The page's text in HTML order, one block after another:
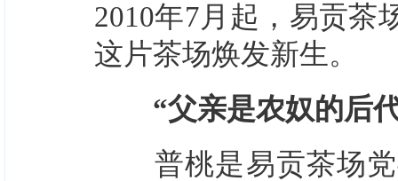
2010年7月起，易贡茶
这片茶场焕发新生。
“父亲是农奴的后
普桃是易贡茶场党